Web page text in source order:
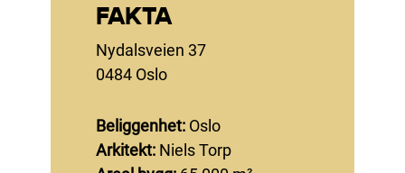
FAKTA
Nydalsveien 37
0484 Oslo
Beliggenhet: Oslo
Arkitekt: Niels Torp